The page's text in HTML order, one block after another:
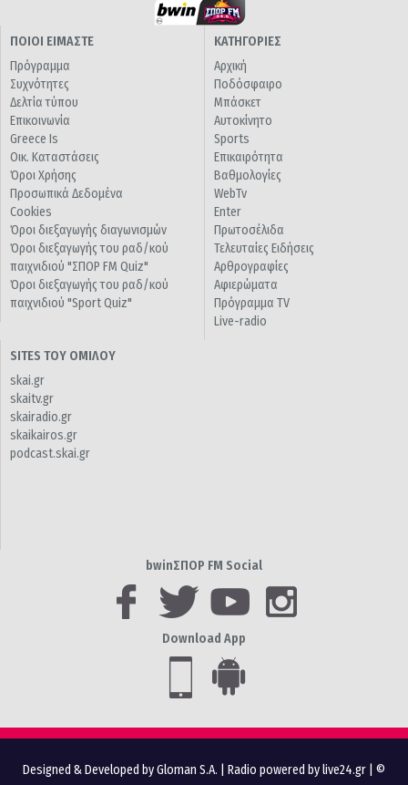
ΠΟΙΟΙ ΕΙΜΑΣΤΕ
Πρόγραμμα
Συχνότητες
Δελτία τύπου
Επικοινωνία
Greece Is
Οικ. Καταστάσεις
Όροι Χρήσης
Προσωπικά Δεδομένα
Cookies
Όροι διεξαγωγής διαγωνισμών
Όροι διεξαγωγής του ραδ/κού
παιχνιδιού "ΣΠΟΡ FM Quiz"
Όροι διεξαγωγής του ραδ/κού
παιχνιδιού "Sport Quiz"
ΚΑΤΗΓΟΡΙΕΣ
Αρχική
Ποδόσφαιρο
Μπάσκετ
Αυτοκίνητο
Sports
Επικαιρότητα
Βαθμολογίες
WebTv
Enter
Πρωτοσέλιδα
Τελευταίες Ειδήσεις
Αρθρογραφίες
Αφιερώματα
Πρόγραμμα TV
Live-radio
SITES ΤΟΥ ΟΜΙΛΟΥ
skai.gr
skaitv.gr
skairadio.gr
skaikairos.gr
podcast.skai.gr
bwinΣΠΟΡ FM Social
Download App
Designed & Developed by Gloman S.A. Radio powered by live24.gr | ©